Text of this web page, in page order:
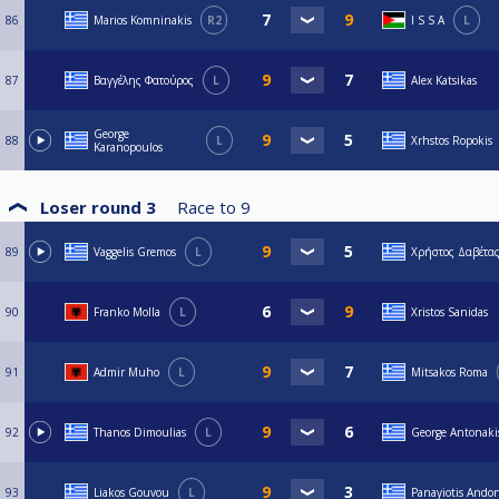
86 Marios Komninakis R2 I S S A L
87 Βαγγέλης Φατούρος L Alex Katsikas
88
George
Karanopoulos
L Xrhstos Ropokis
Loser round 3 Race to 9
89 Vaggelis Gremos L Χρήστος Δαβέτας
90 Franko Molla L Xristos Sanidas
91 Admir Muho L Mitsakos Roma
92 Thanos Dimoulias L George
93 Liakos Gouvou L Panayiotis